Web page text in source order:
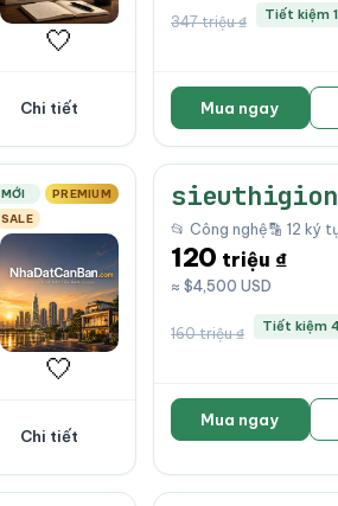
🤍
Chi tiết
347 triệu ₫ Tiết kiệm
Mua ngay
MỚI
PREMIUM
SALE
🤍
Chi tiết
📂 Công nghệ🔡 12 ký
120 triệu ₫
≈ $4,500 USD
160 triệu ₫ Tiết kiệm
Mua ngay